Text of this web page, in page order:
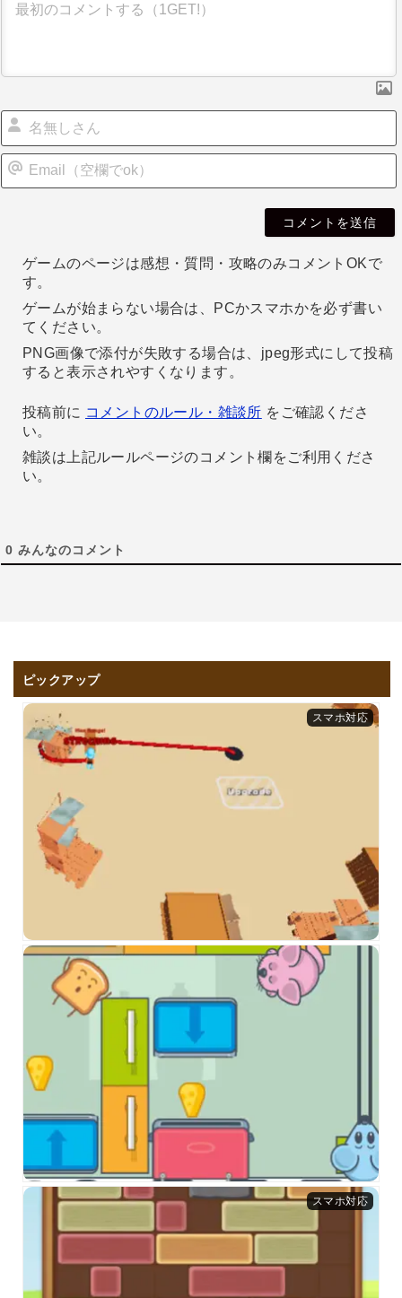
シ
ゲームのページは感想・質問・攻略のみコメントOKで
す。
ゲームが始まらない場合は、PCかスマホかを必ず書い
てください。
PNG画像で添付が失敗する場合は、jpeg形式にして投稿
すると表示されやすくなります。
投稿前に コメントのルール・雑談所 をご確認くださ
い。
雑談は上記ルールページのコメント欄をご利用くださ
い。
0 みんなのコメント
ピックアップ